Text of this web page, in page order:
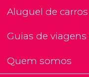
Aluguel de carros
Guias de
Quem somos